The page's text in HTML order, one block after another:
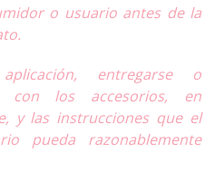
o usuario antes de la
entregarse o
con los accesorios, en
y las instrucciones que el
pueda razonablemente